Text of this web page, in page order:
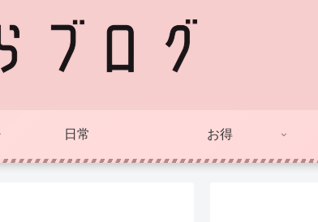
日常 お得